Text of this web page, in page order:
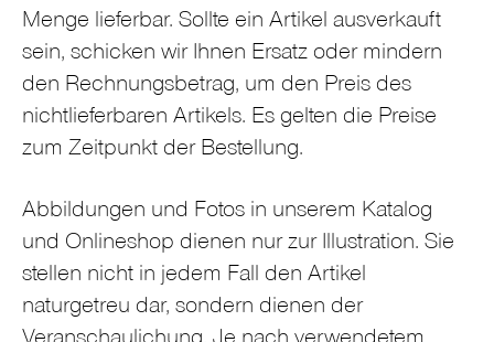
Menge lieferbar. Sollte ein Artikel ausverkauft
sein, schicken wir Ihnen Ersatz oder mindern
den Rechnungsbetrag, um den Preis des
nichtlieferbaren Artikels. Es gelten die Preise
zum Zeitpunkt der Bestellung.
Abbildungen und Fotos in unserem Katalog
und Onlineshop dienen nur zur Illustration. Sie
stellen nicht in jedem Fall den Artikel
naturgetreu dar, sondern dienen der